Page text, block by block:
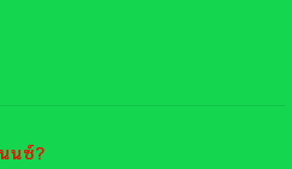
นซ์?